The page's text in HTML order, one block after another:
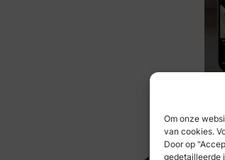
Om onze
van cookies.
Door op
gedetailleerde
ons op Facebook